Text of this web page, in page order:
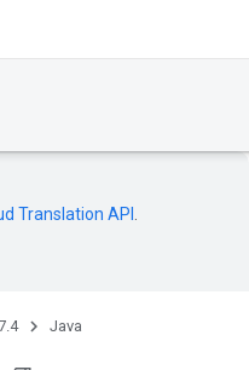
Translation API
Java